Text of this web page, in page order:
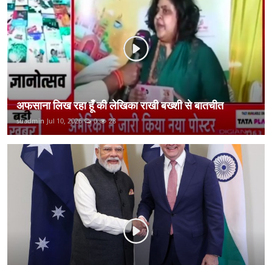
कानून
राजनीति
वीडियो
अफसाना लिख रहा हूँ की लेखिका राखी बख्शी से बातचीत
suadmin Jul 10, 2026 0 28